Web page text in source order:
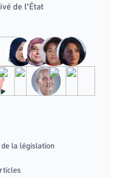
de l'État
de la législation